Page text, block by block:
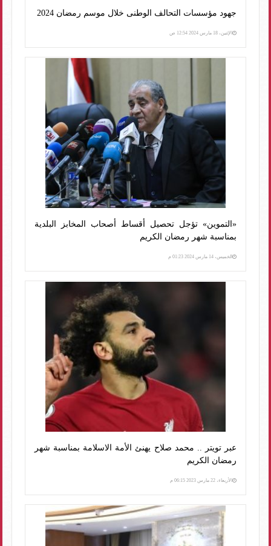
جهود مؤسسات التحالف الوطنى خلال موسم رمضان 2024
الإثنين، 18 مارس 2024 12:54 ص
«التموين» تؤجل تحصيل أقساط أصحاب المخابز البلدية
بمناسبة شهر رمضان الكريم
الخميس، 14 مارس 2024 01:23 م
عبر تويتر .. محمد صلاح يهنئ الأمة الاسلامة بمناسبة شهر
رمضان الكريم
الأربعاء، 22 مارس 2023 06:15 م